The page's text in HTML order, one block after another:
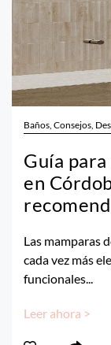
Baños, Consejos,
Guía
en
Las mamparas
cada vez más
funcionales...
Leer ahora >